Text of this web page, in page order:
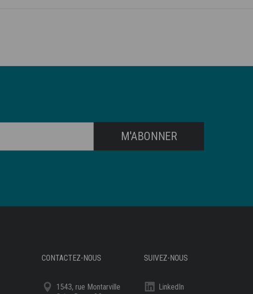
M'ABONNER
CONTACTEZ-NOUS
1543, rue Montarville
SUIVEZ-NOUS
LinkedIn